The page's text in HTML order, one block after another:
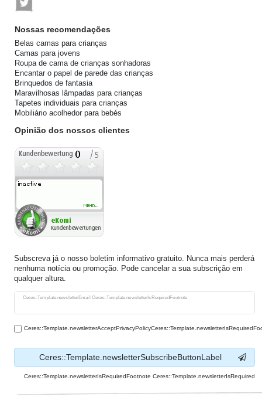
Nossas recomendações
Belas camas para crianças
Camas para jovens
Roupa de cama de crianças sonhadoras
Encantar o papel de parede das crianças
Brinquedos de fantasia
Maravilhosas lâmpadas para crianças
Tapetes individuais para crianças
Mobiliário acolhedor para bebés
Opinião dos nossos clientes
Subscreva já o nosso boletim informativo gratuito. Nunca mais perderá
nenhuma notícia ou promoção. Pode cancelar a sua subscrição em
qualquer altura.
Ceres::Template.newsletterEmail Ceres::Template.newsletterIsRequiredFootnote
Ceres::Template.newsletterHoneypotLabel
Ceres::Template.newsletterSubscribeButtonLabel
Ceres::Template.newsletterIsRequiredFootnote Ceres::Template.newsletterIsRequired